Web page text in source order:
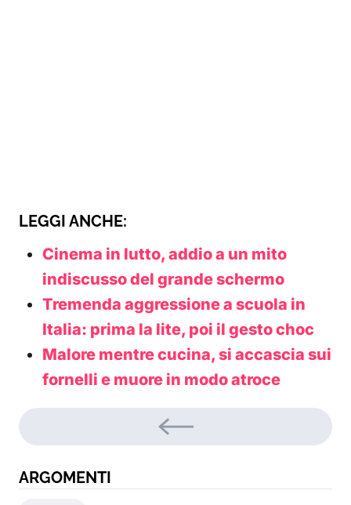
LEGGI ANCHE:
Cinema in lutto, addio a un mito
indiscusso del grande schermo
Tremenda aggressione a scuola in
Italia: prima la lite, poi il gesto choc
Malore mentre cucina, si accascia sui
fornelli e muore in modo atroce
ARGOMENTI